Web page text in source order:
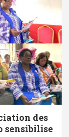
des
sensibilise